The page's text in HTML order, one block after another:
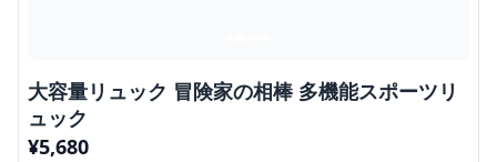
大容量リュック 冒険家の相棒 多機能スポーツリ
ュック
¥5,680